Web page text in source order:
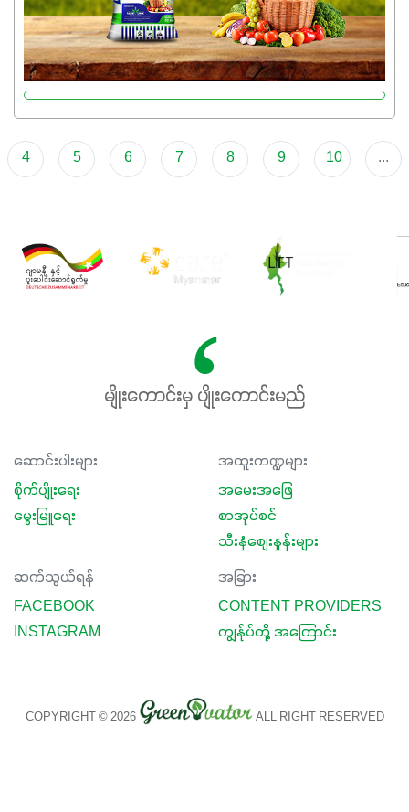
ဖွဲ့စည်းတည်ဆောက်မှုကို ပို၍သန်မာလာအောင် အားပေးပါ
တယ်။ ဒါ့အပြင် ပန်းပွင့်ခြင်း၊အသီးသီးခြင်း၊အစေ့တည်ခြင်း
လုပ်ငန်းစဉ်များကိုလည်း အားပေးပါတယ်။ လုံလောက်တဲ့
Potassium 8%က အပင်ရဲ့ ရောဂါဒဏ်၊ရာသီဥတုဒဏ်ခံနိုင်ရည်
အရသာ ပိုမိုကောင်းမွန်စေဖို့အတွက် လိုအပ်တဲ့အာဟာရဓာတ်
ဖြစ်ပါတယ်။ ဟူးမစ်အက်စစ်ပါဝင်ပေါင်းစပ်ထားတဲ့အတွက်
အကျိုးကျေးဇူးများစွာကိုရရှိစေမှာဖြစ်ပါတယ်။ စပါးအပါအဝင်
နှံစားသီးနှံများ၊ပဲအမျိုးမျိုး၊ဟင်းသီးဟင်းရွက်နဲ့ ဥယျာဉ်ခြံသီးနှံ
မလို့ အတွေးမများဘဲ သီးနှံတိုင်းကြီးထွားအောင် ဖန်းလင့်ရဲ့ #စ
မတ်သီးစုံကို သုံးကြပါစို့....
4 5 6 7 8 9 10 ...
မျိုးကောင်းမှ ပျိုးကောင်းမည်
ဆောင်းပါးများ
စိုက်ပျိုးရေး
မွေးမြူရေး
အထူးကဏ္ဍများ
အမေးအဖြေ
စာအုပ်စင်
သီးနှံစျေးနှုန်းများ
ဆက်သွယ်ရန်
FACEBOOK
INSTAGRAM
အခြား
CONTENT PROVIDERS
ကျွန်ုပ်တို့ အကြောင်း
COPYRIGHT © 2026 ALL RIGHT RESERVED